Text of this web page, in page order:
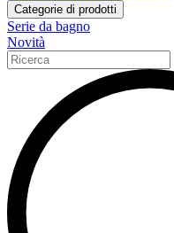
Categorie di prodotti
Serie da bagno
Novità